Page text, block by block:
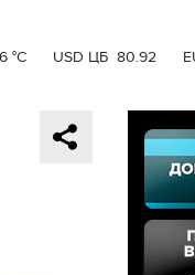
°C USD ЦБ 80.92